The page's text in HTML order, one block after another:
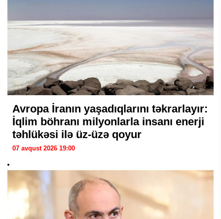
Avropa İranın yaşadıqlarını təkrarlayır:
İqlim böhranı milyonlarla insanı enerji
təhlükəsi ilə üz-üzə qoyur
07 avqust 2026 19:00